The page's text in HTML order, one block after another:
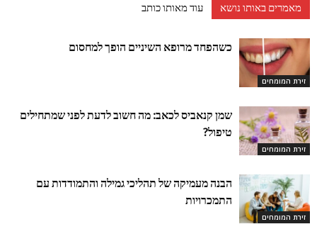
מאמרים באותו נושא עוד מאותו כותב
זירת המומחים
כשהפחד מרופא השיניים הופך למחסום
זירת המומחים
שמן קנאביס לכאב: מה חשוב לדעת לפני שמתחילים
טיפול?
זירת המומחים
הבנה מעמיקה של תהליכי גמילה והתמודדות עם
התמכרויות